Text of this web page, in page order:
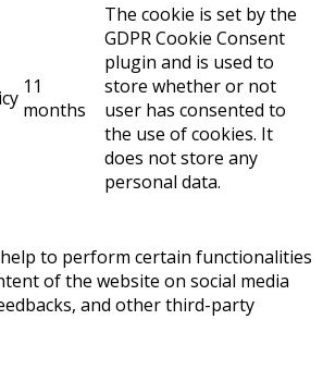
11
months
The cookie is set by the
GDPR Cookie Consent
plugin and is used to
store whether or not
user has consented to
the use of cookies. It
does not store any
personal data.
to perform certain functionalities
of the website on social media
and other third-party